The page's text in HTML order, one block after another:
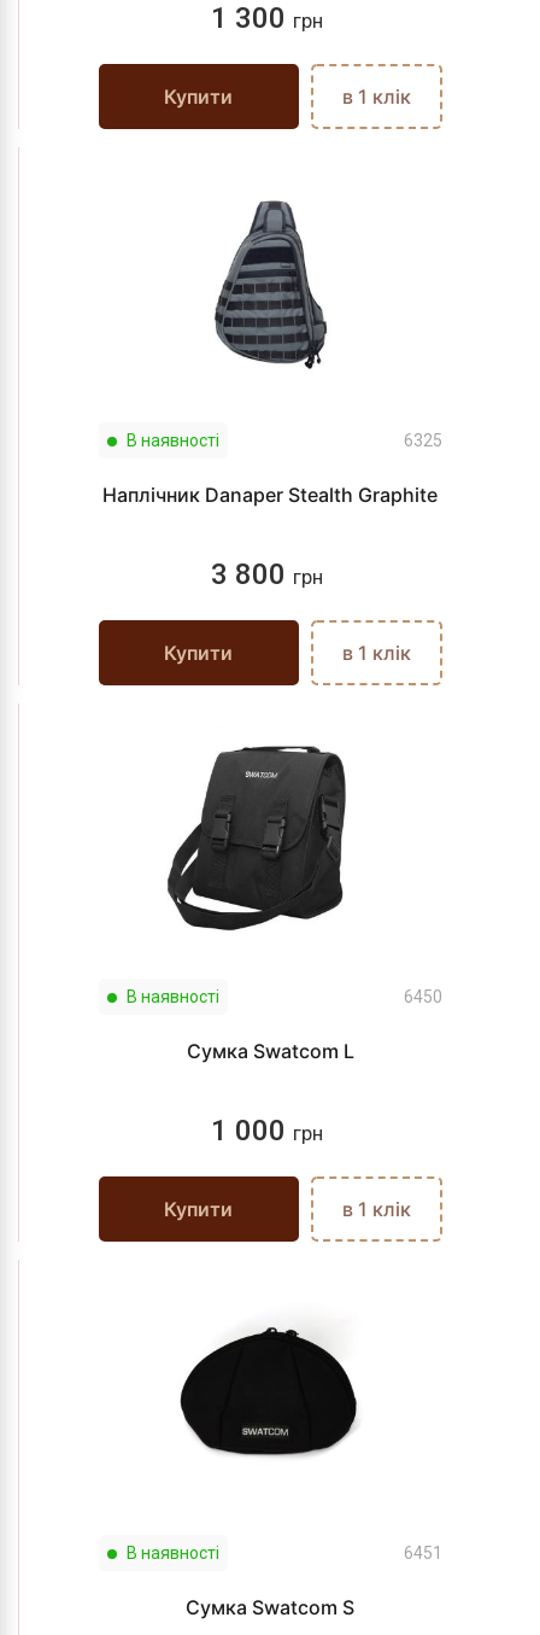
1 300 грн
Купити в 1 клік
В наявності 6325
Наплічник Danaper Stealth Graphite
3 800 грн
Купити в 1 клік
В наявності 6450
Сумка Swatcom L
1 000 грн
Купити в 1 клік
В наявності 6451
Сумка Swatcom S